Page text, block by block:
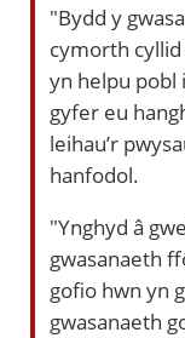
"Bydd y
cymorth
yn helpu pobl
gyfer eu
leihau’r
hanfodol.
"Ynghyd â
gwasanaeth
gofio hwn yn
gwasanaeth